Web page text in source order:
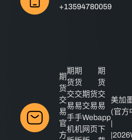
+13594780059
期
货
交
易
官
方
期
货
交
易
手
机
期
货
交
易
手
机
期货
交易
Web
网页
期
货
交
易
app
下
美加
(官方
|